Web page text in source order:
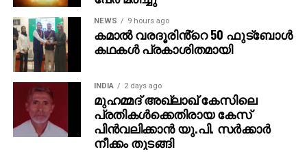
പരിവര്‍ത്തനം ചെയ്യാന്‍ മിഷനറി സംഘം
ശ്രമിച്ചെന്നാരോപിച്ചായിരുന്നു ആക്രമണം.
പൊലീസുകാരില്‍ ഒരാള്‍ മാത്രമാണ്
അതിക്രമത്തിനെതിരെ ഇടപെട്ടതെന്ന് മിഷനറി സംഘം
പറഞ്ഞു. മറ്റുള്ളവര്‍ ഒന്നും ചെയ്യാതെ
നോക്കിനിന്നെന്നും അക്രമിസംഘത്തെ സഹായിക്കുന്ന
രീതിയിലായിരുന്നു പൊലീസുകാരുടെ പെരുമാറ്റമെന്നും
അവര്‍ ആരോപിച്ചു.
NEWS 9 hours ago
കമാൽ വരദൂരിൻ്റെ 50 ഫുട്ബോൾ
കഥകൾ പ്രകാശിതമായി
INDIA 2 days ago
മുഹമ്മദ് അഖ്‌ലാഖ് കേസിലെ
പ്രതികള്‍ക്കെതിരായ കേസ്
പിന്‍വലിക്കാന്‍ യു.പി. സര്‍ക്കാര്‍
നീക്കം തുടങ്ങി